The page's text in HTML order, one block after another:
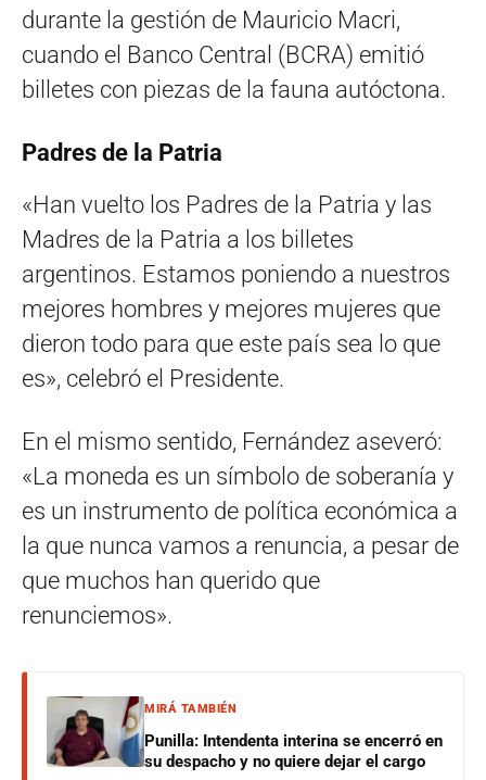
durante la gestión de Mauricio Macri,
cuando el Banco Central (BCRA) emitió
billetes con piezas de la fauna autóctona.
Padres de la Patria
«Han vuelto los Padres de la Patria y las
Madres de la Patria a los billetes
argentinos. Estamos poniendo a nuestros
mejores hombres y mejores mujeres que
dieron todo para que este país sea lo que
es», celebró el Presidente.
En el mismo sentido, Fernández aseveró:
«La moneda es un símbolo de soberanía y
es un instrumento de política económica a
la que nunca vamos a renuncia, a pesar de
que muchos han querido que
renunciemos».
MIRÁ TAMBIÉN
Punilla: Intendenta interina se encerró en
su despacho y no quiere dejar el cargo